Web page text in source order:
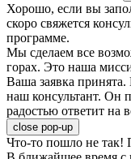
Хорошо, если вы
скоро свяжется
программе.
Мы сделаем все
горах. Это наша
Ваша заявка
наш консультант. Он
радостью ответит на
close pop-up
Что-то пошло не так!